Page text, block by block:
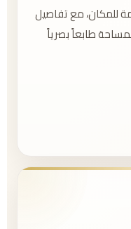
مع تفاصيل
طابعاً بصرياً